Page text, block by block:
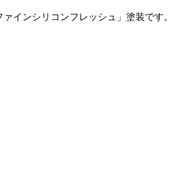
インシリコンフレッシュ」塗装です。